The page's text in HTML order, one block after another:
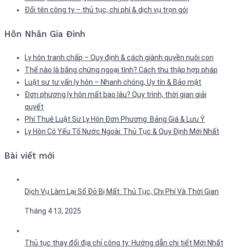
Đổi tên công ty – thủ tục, chi phí & dịch vụ trọn gói
Hôn Nhân Gia Đình
Ly hôn tranh chấp – Quy định & cách giành quyền nuôi con
Thế nào là bằng chứng ngoại tình? Cách thu thập hợp pháp
Luật sư tư vấn ly hôn – Nhanh chóng, Uy tín & Bảo mật
Đơn phương ly hôn mất bao lâu? Quy trình, thời gian giải
quyết
Phí Thuê Luật Sư Ly Hôn Đơn Phương: Bảng Giá & Lưu Ý
Ly Hôn Có Yếu Tố Nước Ngoài: Thủ Tục & Quy Định Mới Nhất
Bài viết mới
Dịch Vụ Làm Lại Sổ Đỏ Bị Mất: Thủ Tục, Chi Phí Và Thời Gian
Tháng 4 13, 2025
Thủ tục thay đổi địa chỉ công ty: Hướng dẫn chi tiết Mới Nhất